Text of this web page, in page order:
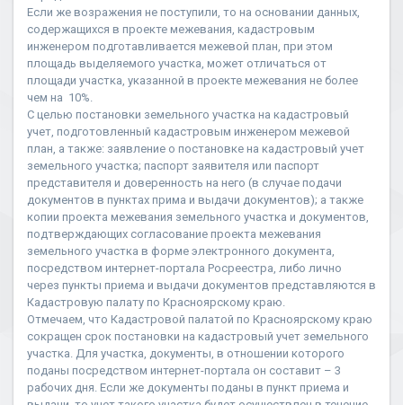
Если же возражения не поступили, то на основании данных,
содержащихся в проекте межевания, кадастровым
инженером подготавливается межевой план, при этом
площадь выделяемого участка, может отличаться от
площади участка, указанной в проекте межевания не более
чем на 10%.
С целью постановки земельного участка на кадастровый
учет, подготовленный кадастровым инженером межевой
план, а также: заявление о постановке на кадастровый учет
земельного участка; паспорт заявителя или паспорт
представителя и доверенность на него (в случае подачи
документов в пунктах прима и выдачи документов); а также
копии проекта межевания земельного участка и документов,
подтверждающих согласование проекта межевания
земельного участка в форме электронного документа,
посредством интернет-портала Росреестра, либо лично
через пункты приема и выдачи документов представляются в
Кадастровую палату по Красноярскому краю.
Отмечаем, что Кадастровой палатой по Красноярскому краю
сокращен срок постановки на кадастровый учет земельного
участка. Для участка, документы, в отношении которого
поданы посредством интернет-портала он составит – 3
рабочих дня. Если же документы поданы в пункт приема и